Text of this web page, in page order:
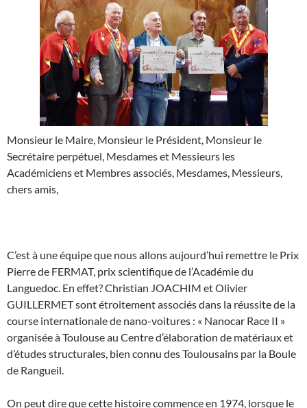
Monsieur le Maire, Monsieur le Président, Monsieur le
Secrétaire perpétuel, Mesdames et Messieurs les
Académiciens et Membres associés, Mesdames, Messieurs,
chers amis,
C’est à une équipe que nous allons aujourd’hui remettre le Prix
Pierre de FERMAT, prix scientifique de l’Académie du
Languedoc. En effet? Christian JOACHIM et Olivier
GUILLERMET sont étroitement associés dans la réussite de la
course internationale de nano-voitures : « Nanocar Race II »
organisée à Toulouse au Centre d’élaboration de matériaux et
d’études structurales, bien connu des Toulousains par la Boule
de Rangueil.
On peut dire que cette histoire commence en 1974, lorsque le